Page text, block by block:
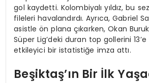
gol kaydetti. Kolombiyalı yıldız, bu
fileleri havalandırdı. Ayrıca, Gabriel
asistle ön plana çıkarken, Okan
Süper Lig’deki duran top gollerini 13’e
etkileyici bir istatistiğe imza attı.
Beşiktaş’ın Bir İlk